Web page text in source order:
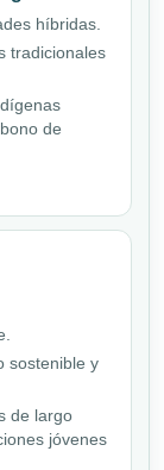
híbridas.
tradicionales
de
sostenible y
de largo
jóvenes